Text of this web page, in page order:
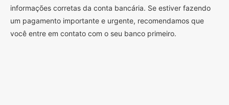
informações corretas da conta bancária. Se estiver fazendo
um pagamento importante e urgente, recomendamos que
você entre em contato com o seu banco primeiro.